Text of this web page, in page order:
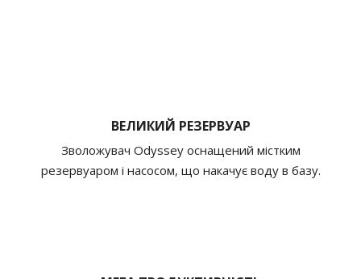
ВЕЛИКИЙ РЕЗЕРВУАР
Зволожувач Odyssey оснащений містким
резервуаром і насосом, що накачує воду в базу.